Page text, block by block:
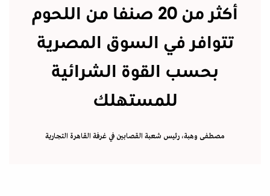
أكثر من 20 صنفا من اللحوم
تتوافر في السوق المصرية
بحسب القوة الشرائية
للمستهلك
مصطفى وهبة، رئيس شعبة القصابين في غرفة القاهرة التجارية